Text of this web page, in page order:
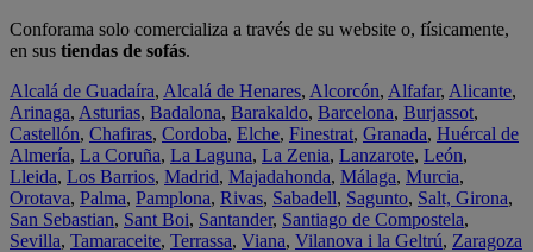
Conforama solo comercializa a través de su website o, físicamente,
en sus tiendas de sofás.
Alcalá de Guadaíra, Alcalá de Henares, Alcorcón, Alfafar, Alicante,
Arinaga, Asturias, Badalona, Barakaldo, Barcelona, Burjassot,
Castellón, Chafiras, Cordoba, Elche, Finestrat, Granada, Huércal de
Almería, La Coruña, La Laguna, La Zenia, Lanzarote, León,
Lleida, Los Barrios, Madrid, Majadahonda, Málaga, Murcia,
Orotava, Palma, Pamplona, Rivas, Sabadell, Sagunto, Salt, Girona,
San Sebastian, Sant Boi, Santander, Santiago de Compostela,
Sevilla, Tamaraceite, Terrassa, Viana, Vilanova i la Geltrú, Zaragoza